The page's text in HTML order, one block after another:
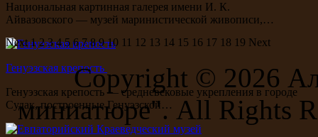
Национальная картинная галерея имени И. К.
Айвазовского — музей маринистической живописи,…
Генуэзская крепость
Генуэзская крепость — средневековые укрепления в городе
Судак, построенные Генуэзской…
Next12345678910 11 12 13 14 15 16 17 18 19 Next
Copyright © 2026
миниатюре". All Rights